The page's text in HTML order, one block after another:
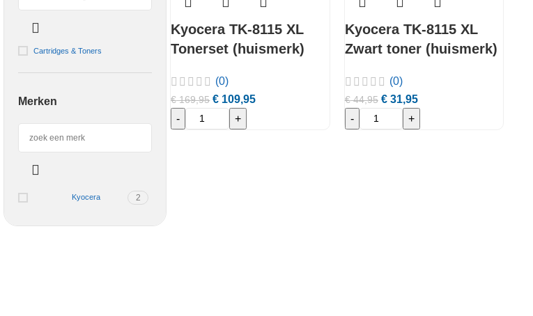
Cartridges & Toners
Merken
Kyocera 2
Kyocera TK-8115 XL
Tonerset (huismerk)
(0)
€169,95 € 109,95
-
+
Kyocera TK-8115 XL
Zwart toner (huismerk)
(0)
€44,95 €31,95
-
+